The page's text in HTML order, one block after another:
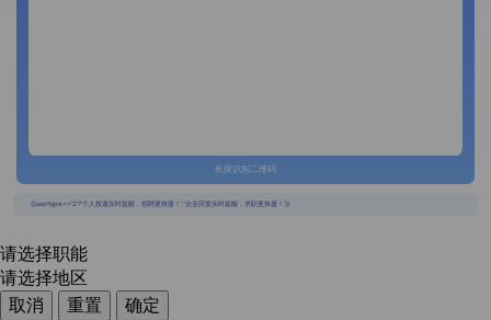
长按识别二维码
{{usertype=='2'?'个人投递实时提醒，招聘更快捷！':'企业回复实时提醒，求职更快捷！'}}
请选择职能
请选择地区
取消
重置
确定